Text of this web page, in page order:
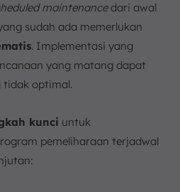
maintenancedari awal
sudah ada memerlukan
. Implementasi yang
yang matang dapat
tidak optimal.
kunci untuk
pemeliharaan terjadwal